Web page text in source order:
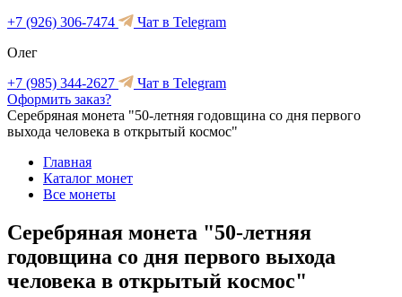
+7 (926) 306-7474
Чат в Telegram
Олег
+7 (985) 344-2627
Чат в Telegram
Оформить заказ?
Серебряная монета "50-летняя годовщина со дня первого
выхода человека в открытый космос"
Главная
Каталог монет
Все монеты
Серебряная монета "50-летняя
годовщина со дня первого выхода
человека в открытый космос"